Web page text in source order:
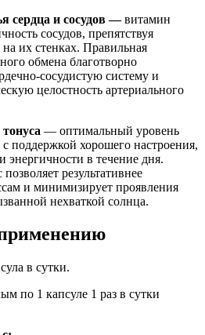
сердца и сосудов —витамин
сосудов, препятствуя
их стенках. Правильная
обмена благотворно
сосудистую систему и
целостность артериального
— оптимальный уровень
поддержкой хорошего настроения,
энергичности в течение дня.
результативнее
и минимизирует проявления
нехваткой солнца.
в сутки.
по 1 капсуле 1 раз в сутки